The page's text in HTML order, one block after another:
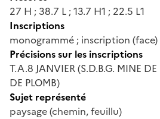
27 H ; 38.7 L ; 13.7 H1 ; 22.5 L1
Inscriptions
monogrammé ; inscription (face)
Précisions sur les inscriptions
T.A.8 JANVIER (S.D.B.G. MINE
DE PLOMB)
Sujet représenté
paysage (chemin, feuillu)